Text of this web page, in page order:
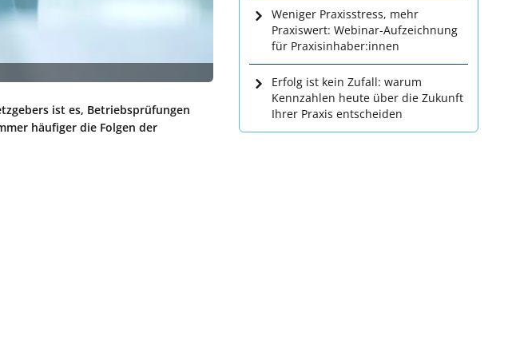
ist es, Betriebsprüfungen
häufiger die Folgen der
Weniger Praxisstress, mehr
Praxiswert: Webinar-Aufzeichnung
für Praxisinhaber:innen
Erfolg ist kein Zufall: warum
Kennzahlen heute über die Zukunft
Ihrer Praxis entscheiden